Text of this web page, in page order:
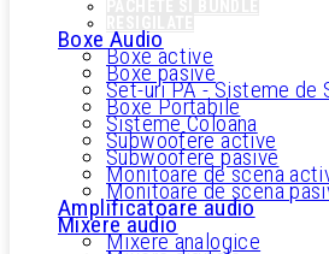
Boxe Audio
Boxe active
Boxe pasive
Set-uri PA - Sisteme de
Boxe Portabile
Sisteme Coloana
Subwoofere active
Subwoofere pasive
Monitoare de scena
Monitoare de scena
Amplificatoare audio
Mixere audio
Mixere analogice